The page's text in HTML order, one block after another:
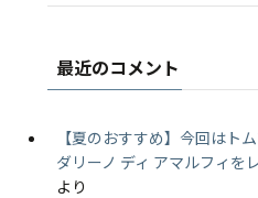
最近のコメント
【夏のおすすめ】今回はト
ダリーノ ディ アマルフィを
より